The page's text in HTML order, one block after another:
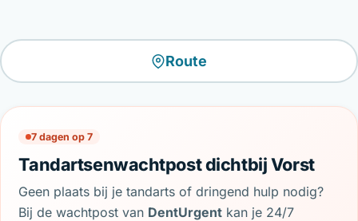
Route
7 dagen op 7
Tandartsenwachtpost dichtbij Vorst
Geen plaats bij je tandarts of dringend hulp nodig?
Bij de wachtpost van DentUrgent kan je 24/7